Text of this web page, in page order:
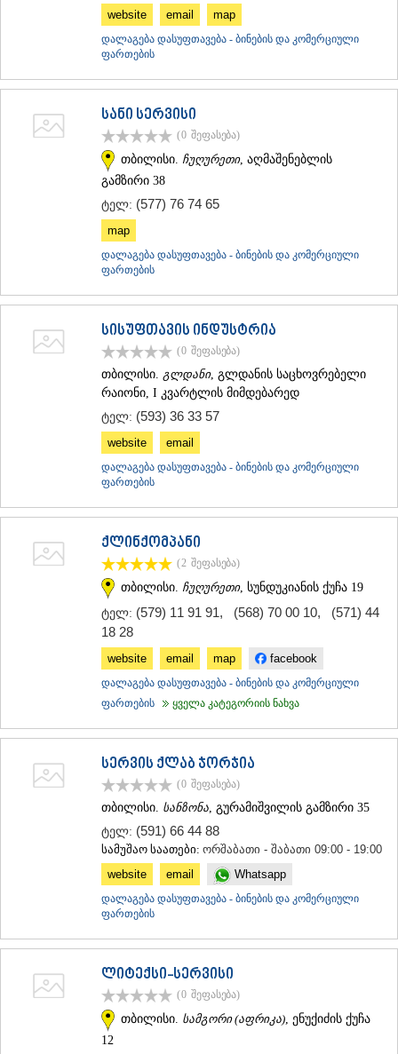
website email map
დალაგება დასუფთავება - ბინების და კომერციული
ფართების
სანი სერვისი
(0 შეფასება)
თბილისი. ჩუღურეთი, აღმაშენებლის
გამზირი 38
ტელ: (577) 76 74 65
map
დალაგება დასუფთავება - ბინების და კომერციული
ფართების
სისუფთავის ინდუსტრია
(0 შეფასება)
თბილისი. გლდანი, გლდანის საცხოვრებელი
რაიონი, I კვარტლის მიმდებარედ
ტელ: (593) 36 33 57
website email
დალაგება დასუფთავება - ბინების და კომერციული
ფართების
ქლინქომპანი
(2 შეფასება)
თბილისი. ჩუღურეთი, სუნდუკიანის ქუჩა 19
ტელ: (579) 11 91 91, (568) 70 00 10, (571) 44
18 28
website email map facebook
დალაგება დასუფთავება - ბინების და კომერციული
ფართების
ყველა კატეგორიის ნახვა
სერვის ქლაბ ჯორჯია
(0 შეფასება)
თბილისი. სანზონა, გურამიშვილის გამზირი 35
ტელ: (591) 66 44 88
სამუშაო საათები: ორშაბათი - შაბათი 09:00 - 19:00
website
email Whatsapp
დალაგება დასუფთავება - ბინების და კომერციული
ფართების
ლიტექსი-სერვისი
(0 შეფასება)
თბილისი. სამგორი (აფრიკა) , ენუქიძის ქუჩა
12